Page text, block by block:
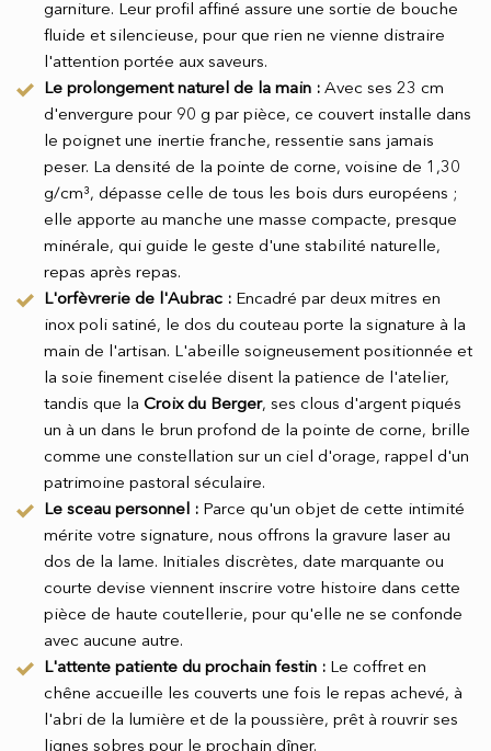
garniture. Leur profil affiné assure une sortie de bouche
fluide et silencieuse, pour que rien ne vienne distraire
l'attention portée aux saveurs.
Le prolongement naturel de la main : Avec ses 23 cm
d'envergure pour 90 g par pièce, ce couvert installe dans
le poignet une inertie franche, ressentie sans jamais
peser. La densité de la pointe de corne, voisine de 1,30
g/cm³, dépasse celle de tous les bois durs européens ;
elle apporte au manche une masse compacte, presque
minérale, qui guide le geste d'une stabilité naturelle,
repas après repas.
L'orfèvrerie de l'Aubrac : Encadré par deux mitres en
inox poli satiné, le dos du couteau porte la signature à la
main de l'artisan. L'abeille soigneusement positionnée et
la soie finement ciselée disent la patience de l'atelier,
tandis que la Croix du Berger, ses clous d'argent piqués
un à un dans le brun profond de la pointe de corne, brille
comme une constellation sur un ciel d'orage, rappel d'un
patrimoine pastoral séculaire.
Le sceau personnel : Parce qu'un objet de cette intimité
mérite votre signature, nous offrons la gravure laser au
dos de la lame. Initiales discrètes, date marquante ou
courte devise viennent inscrire votre histoire dans cette
pièce de haute coutellerie, pour qu'elle ne se confonde
avec aucune autre.
L'attente patiente du prochain festin : Le coffret en
chêne accueille les couverts une fois le repas achevé, à
l'abri de la lumière et de la poussière, prêt à rouvrir ses
lignes sobres pour le prochain dîner.